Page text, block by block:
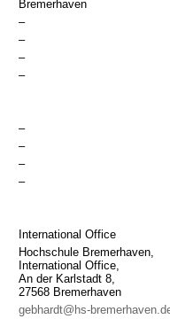
Bremerhaven
–
–
–
–
–
–
–
–
International Office
Hochschule Bremerhaven,
International Office,
An der Karlstadt 8,
27568 Bremerhaven
gebhardt@hs-